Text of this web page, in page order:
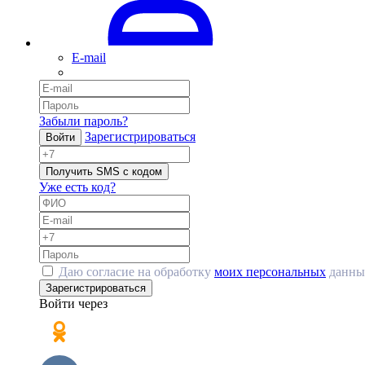
E-mail
Забыли пароль?
Войти Зарегистрироваться
Получить SMS с кодом
Уже есть код?
Даю согласие на обработку моих персональных
Зарегистрироваться
Войти через